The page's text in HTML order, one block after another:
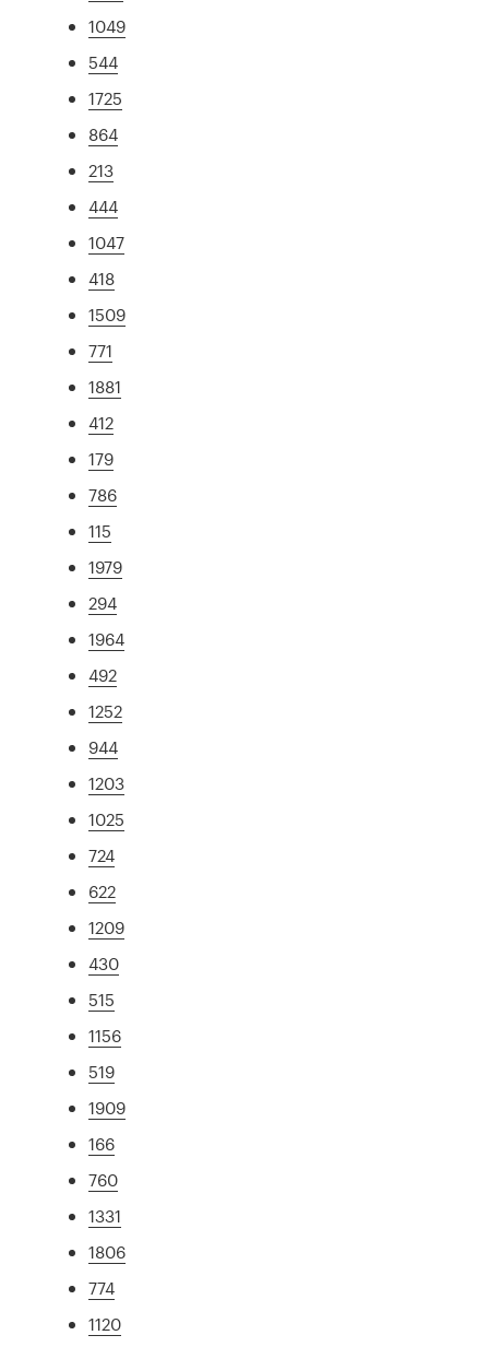
1049
544
1725
864
213
444
1047
418
1509
771
1881
412
179
786
115
1979
294
1964
492
1252
944
1203
1025
724
622
1209
430
515
1156
519
1909
166
760
1331
1806
774
1120